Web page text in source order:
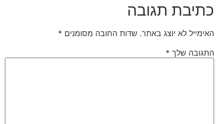
כתיבת תגובה
האימייל לא יוצג באתר. שדות החובה מסומנים *
התגובה שלך *